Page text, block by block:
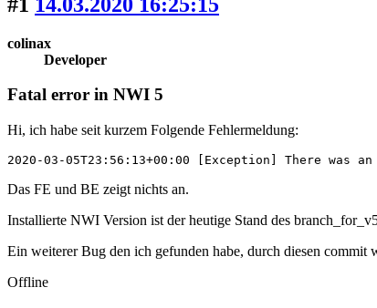
colinax
Developer
Fatal error in NWI 5
Hi, ich habe seit kurzem Folgende Fehlermeldung:
2020-03-05T23:56:13+00:00 [Exception] There
Das FE und BE zeigt nichts an.
Installierte NWI Version ist der heutige Stand des
Ein weiterer Bug den ich gefunden habe, durch diesen commit
Offline